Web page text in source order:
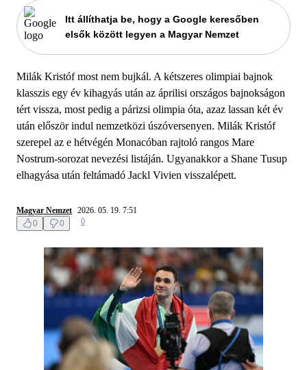
Itt állíthatja be, hogy a Google keresőben
elsők között legyen a Magyar Nemzet
Milák Kristóf most nem bujkál. A kétszeres olimpiai bajnok
klasszis egy év kihagyás után az áprilisi országos bajnokságon
tért vissza, most pedig a párizsi olimpia óta, azaz lassan két év
után először indul nemzetközi úszóversenyen. Milák Kristóf
szerepel az e hétvégén Monacóban rajtoló rangos Mare
Nostrum-sorozat nevezési listáján. Ugyanakkor a Shane Tusup
elhagyása után feltámadó Jackl Vivien visszalépett.
Magyar Nemzet 2026. 05. 19. 7:51
0
0 0